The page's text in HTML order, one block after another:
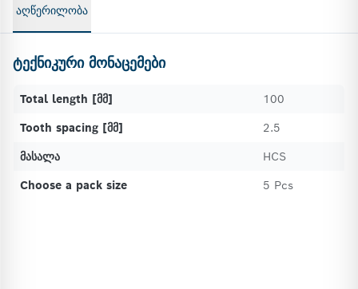
აღწერილობა
ტექნიკური მონაცემები
Total length [მმ]
100
Tooth spacing [მმ]
2.5
მასალა
HCS
Choose a pack size
5 Pcs